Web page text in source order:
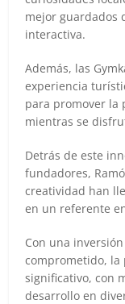
mejor guardados
interactiva.
Además, las
experiencia
para promover la
mientras se
Detrás de este
fundadores,
creatividad han
en un referente
Con una
comprometido,
significativo, con
desarrollo en